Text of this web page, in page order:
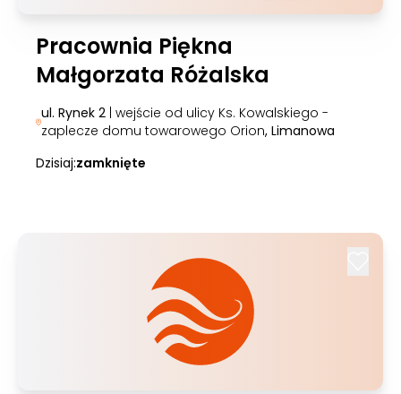
Pracownia Piękna
Małgorzata Różalska
ul. Rynek 2| wejście od ulicy Ks. Kowalskiego -
zaplecze domu towarowego Orion, Limanowa
Dzisiaj:zamknięte